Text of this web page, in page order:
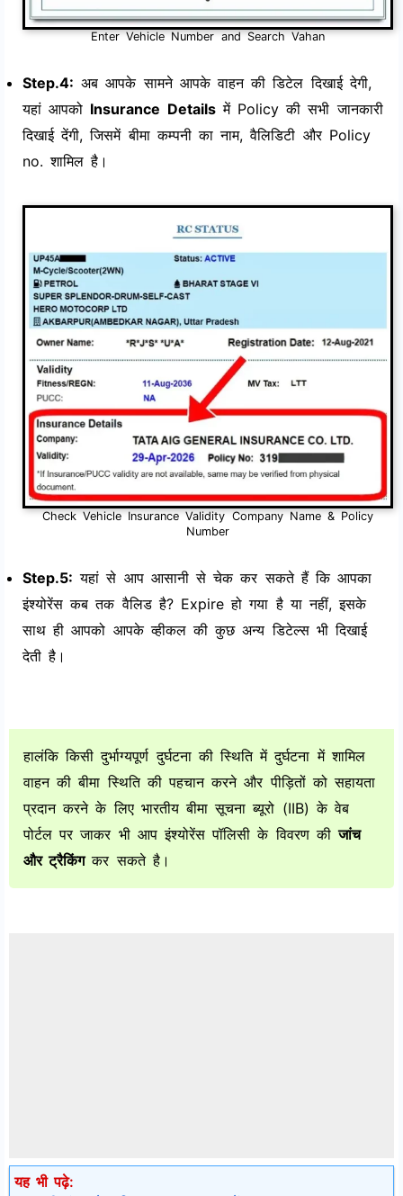
Enter Vehicle Number and Search Vahan
Step.4: अब आपके सामने आपके वाहन की डिटेल दिखाई देगी,
यहां आपको Insurance Detailsमें Policy की सभी जानकारी
दिखाई देंगी, जिसमें बीमा कम्पनी का नाम, वैलिडिटी और Policy
no. शामिल है।
Check Vehicle Insurance Validity Company Name & Policy
Number
Step.5: यहां से आप आसानी से चेक कर सकते हैं कि आपका
इंश्योरेंस कब तक वैलिड है? Expire हो गया है या नहीं, इसके
साथ ही आपको आपके व्हीकल की कुछ अन्य डिटेल्स भी दिखाई
देती है।
हालंकि किसी दुर्भाग्यपूर्ण दुर्घटना की स्थिति में दुर्घटना में शामिल
वाहन की बीमा स्थिति की पहचान करने और पीड़ितों को सहायता
प्रदान करने के लिए भारतीय बीमा सूचना ब्यूरो (IIB) के वेब
पोर्टल पर जाकर भी आप इंश्योरेंस पॉलिसी के विवरण कीजांच
और ट्रैकिंगकर सकते है।
यह भी पढ़े: